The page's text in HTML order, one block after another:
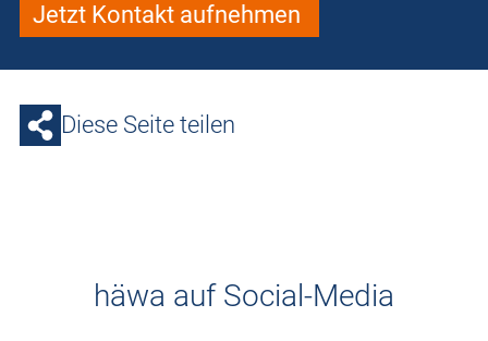
Jetzt Kontakt aufnehmen
Diese Seite teilen
häwa auf Social-Media